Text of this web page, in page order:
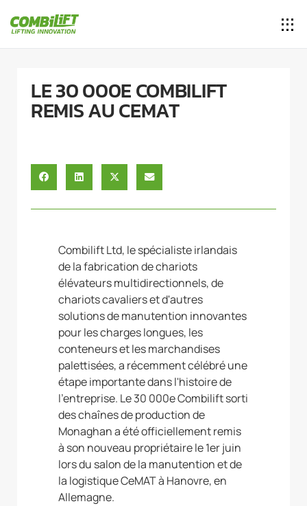
LE 30 000E COMBILIFT
REMIS AU CEMAT
Combilift Ltd, le spécialiste irlandais
de la fabrication de chariots
élévateurs multidirectionnels, de
chariots cavaliers et d'autres
solutions de manutention innovantes
pour les charges longues, les
conteneurs et les marchandises
palettisées, a récemment célébré une
étape importante dans l'histoire de
l'entreprise. Le 30 000e Combilift sorti
des chaînes de production de
Monaghan a été officiellement remis
à son nouveau propriétaire le 1er juin
lors du salon de la manutention et de
la logistique CeMAT à Hanovre, en
Allemagne.